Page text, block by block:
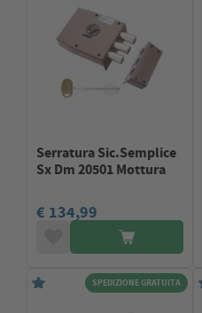
Serratura Sic.Semplice
Sx Dm 20501 Mottura
€ 134,99
SPEDIZIONE GRATUITA